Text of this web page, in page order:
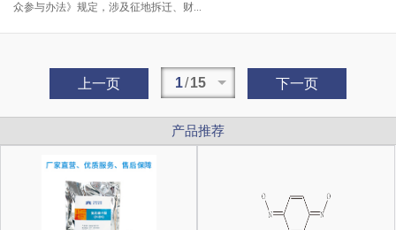
众参与办法》规定，涉及征地拆迁、财...
上一页 1/15 下一页
产品推荐